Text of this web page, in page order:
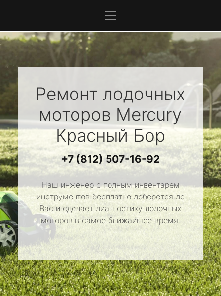
Ремонт лодочных
моторов Mercury
Красный Бор
+7 (812) 507-16-92
Наш инженер с полным инвентарем
инструментов бесплатно доберется до
Вас и сделает диагностику лодочных
моторов в самое ближайшее время.